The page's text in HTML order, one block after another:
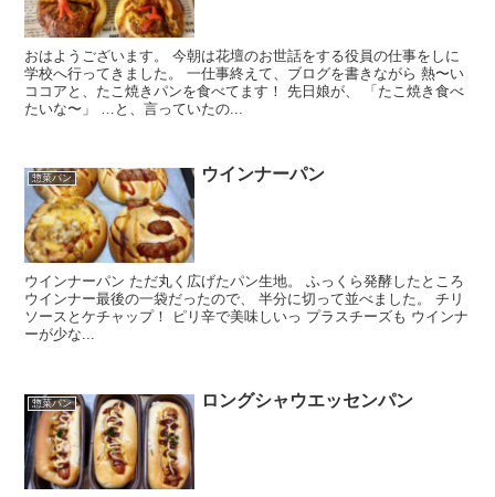
おはようございます。 今朝は花壇のお世話をする役員の仕事をしに
学校へ行ってきました。 一仕事終えて、ブログを書きながら 熱〜い
ココアと、たこ焼きパンを食べてます！ 先日娘が、 「たこ焼き食べ
たいな〜」 …と、言っていたの...
惣菜パン ウインナーパン
ウインナーパン ただ丸く広げたパン生地。 ふっくら発酵したところ
ウインナー最後の一袋だったので、 半分に切って並べました。 チリ
ソースとケチャップ！ ピリ辛で美味しいっ プラスチーズも ウインナ
ーが少な...
惣菜パン ロングシャウエッセンパン